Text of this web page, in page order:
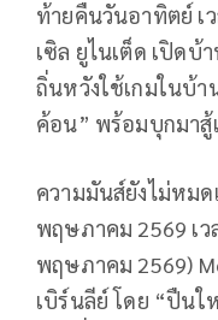
ท้ายคืนวันอาทิตย์ เ
เซิล ยูไนเต็ด เปิดบ้
ถิ่นหวังใช้เกมในบ้
ค้อน” พร้อมบุกมาสู้
ความมันส์ยังไม่หม
พฤษภาคม 2569 เ
พฤษภาคม 2569)
เบิร์นลีย์ โดย “ปืน